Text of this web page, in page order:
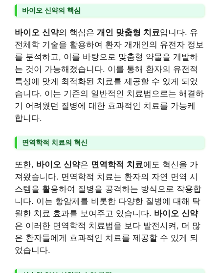
바이오 신약의 핵심
바이오 신약의 핵심은 개인 맞춤형 치료입니다. 유
전체학 기술을 활용하여 환자 개개인의 유전자 정보
를 분석하고, 이를 바탕으로 맞춤형 약물을 개발하
는 것이 가능해졌습니다. 이를 통해 환자의 유전적
특성에 맞게 최적화된 치료를 제공할 수 있게 되었
습니다. 이는 기존의 일반적인 치료법으로는 해결하
기 어려웠던 질병에 대한 효과적인 치료를 가능케
합니다.
면역학적 치료의 혁신
또한, 바이오 신약은 면역학적 치료에도 혁신을 가
져왔습니다. 면역학적 치료는 환자의 자연 면역 시
스템을 활용하여 질병을 공격하는 방식으로 작용합
니다. 이는 항암제를 비롯한 다양한 질병에 대해 탁
월한 치료 효과를 보여주고 있습니다. 바이오 신약
은 이러한 면역학적 치료법을 보다 발전시켜, 더 많
은 환자들에게 효과적인 치료를 제공할 수 있게 되
었습니다.